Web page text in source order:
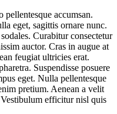
pellentesque accumsan.
eget, sagittis ornare nunc.
Curabitur consectetur
auctor. Cras in augue at
feugiat ultricies erat.
Suspendisse posuere
eget. Nulla pellentesque
pretium. Aenean a velit
efficitur nisl quis